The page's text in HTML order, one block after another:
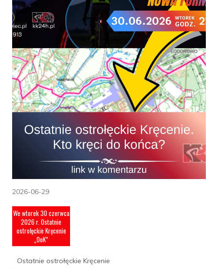
2026-06-29
We wtorek 30 czerwca
2026 r. Ostatnie
ostrołęckie Kręcenie
„OoK”
Ostatnie ostrołęckie Kręcenie